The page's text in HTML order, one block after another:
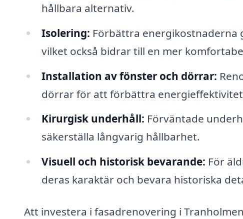
hållbara alternativ.
Isolering: Förbättra energikostnaderna
vilket också bidrar till en mer
Installation av fönster och dörrar:
dörrar för att förbättra
Kirurgisk underhåll: Förväntade
säkerställa långvarig hållbarhet.
Visuell och historisk bevarande: För
deras karaktär och bevara historiska
Att investera i fasadrenovering i